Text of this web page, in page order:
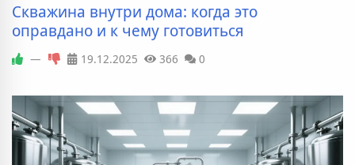
Скважина внутри дома: когда это
оправдано и к чему готовиться
— 19.12.2025 366 0